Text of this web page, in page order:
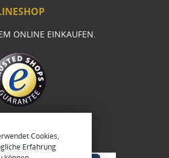
ONLINE EINKAUFEN.
Cookies,
Erfahrung